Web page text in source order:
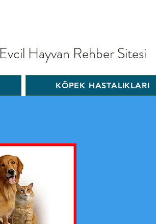
Evcil Hayvan Rehber Sitesi
KÖPEK HASTALIKLARI